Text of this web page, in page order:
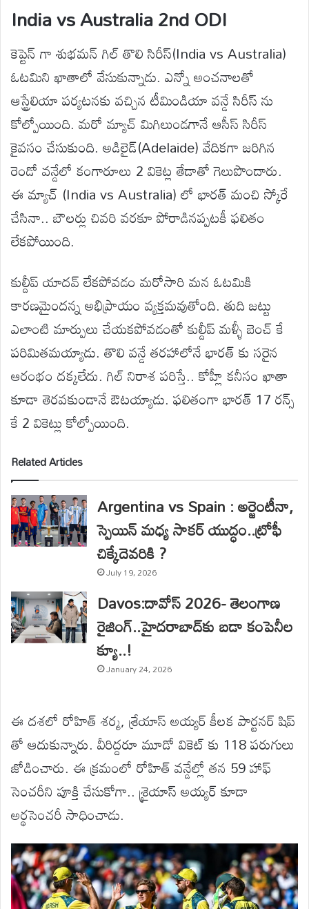
India vs Australia 2nd ODI
కెప్టెన్ గా శుభమన్ గిల్ తొలి సిరీస్(India vs Australia)
ఓటమిని ఖాతాలో వేసుకున్నాడు. ఎన్నో అంచనాలతో
ఆస్ట్రేలియా పర్యటనకు వచ్చిన టీమిండియా వన్డే సిరీస్ ను
కోల్పోయింది. మరో మ్యాచ్ మిగిలుండగానే ఆసీస్ సిరీస్
కైవసం చేసుకుంది. అడిలైడ్(Adelaide) వేదికగా జరిగిన
రెండో వన్డేలో కంగారూలు 2 వికెట్ల తేడాతో గెలుపొందారు.
ఈ మ్యాచ్ (India vs Australia) లో భారత్ మంచి స్కోరే
చేసినా.. బౌలర్లు చివరి వరకూ పోరాడినప్పటకీ ఫలితం
లేకపోయింది.
కుల్దీప్ యాదవ్ లేకపోవడం మరోసారి మన ఓటమికి
కారణమైందన్న అభిప్రాయం వ్యక్తమవుతోంది. తుది జట్టు
ఎలాంటి మార్పులు చేయకపోవడంతో కుల్దీప్ మళ్ళీ బెంచ్ కే
పరిమితమయ్యాడు. తొలి వన్డే తరహాలోనే భారత్ కు సరైన
ఆరంభం దక్కలేదు. గిల్ నిరాశ పరిస్తే.. కోహ్లీ కనీసం ఖాతా
కూడా తెరవకుండానే ఔటయ్యాడు. ఫలితంగా భారత్ 17 రన్స్
కే 2 వికెట్లు కోల్పోయింది.
Related Articles
Argentina vs Spain : అర్జెంటీనా,
స్పెయిన్ మధ్య సాకర్ యుద్ధం..ట్రోఫీ
చిక్కేదెవరికి ?
July 19, 2026
Davos:దావోస్ 2026- తెలంగాణ
రైజింగ్..హైదరాబాద్‌కు బడా కంపెనీల
క్యూ..!
January 24, 2026
ఈ దశలో రోహిత్ శర్మ, శ్రేయాస్ అయ్యర్ కీలక పార్టనర్ షిప్
తో ఆదుకున్నారు. వీరిద్దరూ మూడో వికెట్ కు 118 పరుగులు
జోడించారు. ఈ క్రమంలో రోహిత్ వన్డేల్లో తన 59 హాఫ్
సెంచరీని పూక్తి చేసుకోగా.. శ్రైయాస్ అయ్యర్ కూడా
అర్థసెంచరీ సాధించాడు.